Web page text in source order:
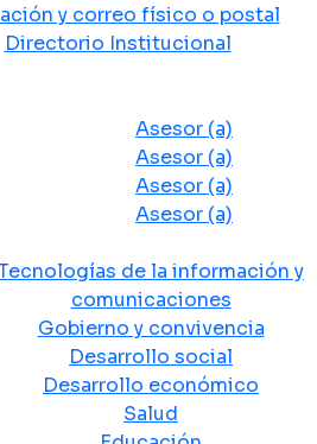
y correo físico o postal
Directorio Institucional
Asesor (a)
Asesor (a)
Asesor (a)
Asesor (a)
de la información y
comunicaciones
Gobierno y convivencia
Desarrollo social
Desarrollo económico
Salud